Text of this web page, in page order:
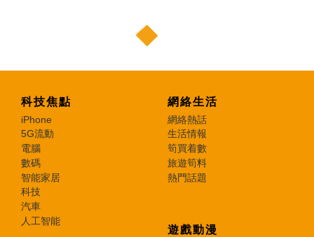
科技焦點
iPhone
5G流動
電腦
數碼
智能家居
科技
汽車
人工智能
網絡生活
網絡熱話
生活情報
筍買着數
旅遊筍料
熱門話題
遊戲動漫